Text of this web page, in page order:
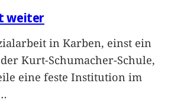
weiter
in Karben, einst ein
Kurt-Schumacher-Schule,
eine feste Institution im